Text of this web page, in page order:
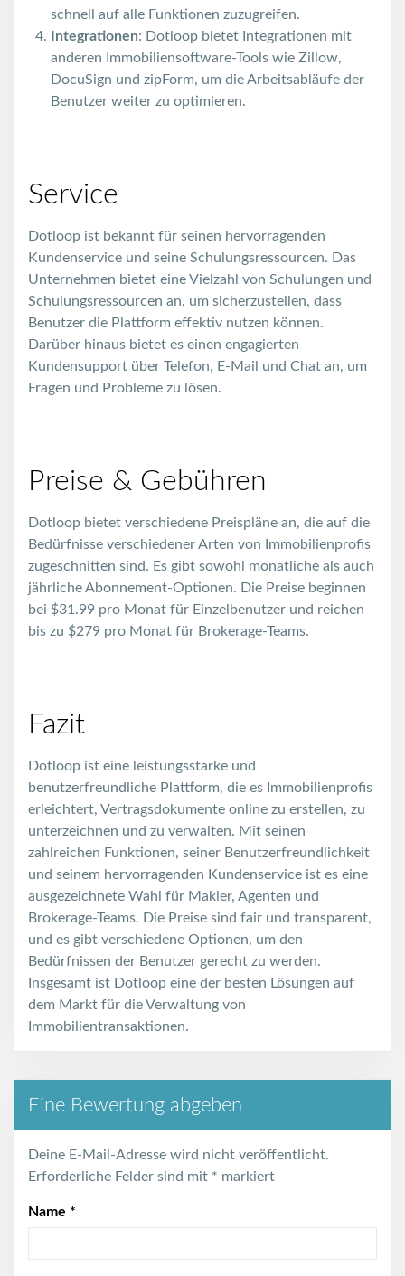
schnell auf alle Funktionen zuzugreifen.
Integrationen: Dotloop bietet Integrationen mit
anderen Immobiliensoftware-Tools wie Zillow,
DocuSign und zipForm, um die Arbeitsabläufe der
Benutzer weiter zu optimieren.
Service
Dotloop ist bekannt für seinen hervorragenden
Kundenservice und seine Schulungsressourcen. Das
Unternehmen bietet eine Vielzahl von Schulungen und
Schulungsressourcen an, um sicherzustellen, dass
Benutzer die Plattform effektiv nutzen können.
Darüber hinaus bietet es einen engagierten
Kundensupport über Telefon, E-Mail und Chat an, um
Fragen und Probleme zu lösen.
Preise & Gebühren
Dotloop bietet verschiedene Preispläne an, die auf die
Bedürfnisse verschiedener Arten von Immobilienprofis
zugeschnitten sind. Es gibt sowohl monatliche als auch
jährliche Abonnement-Optionen. Die Preise beginnen
bei $31.99 pro Monat für Einzelbenutzer und reichen
bis zu $279 pro Monat für Brokerage-Teams.
Fazit
Dotloop ist eine leistungsstarke und
benutzerfreundliche Plattform, die es Immobilienprofis
erleichtert, Vertragsdokumente online zu erstellen, zu
unterzeichnen und zu verwalten. Mit seinen
zahlreichen Funktionen, seiner Benutzerfreundlichkeit
und seinem hervorragenden Kundenservice ist es eine
ausgezeichnete Wahl für Makler, Agenten und
Brokerage-Teams. Die Preise sind fair und transparent,
und es gibt verschiedene Optionen, um den
Bedürfnissen der Benutzer gerecht zu werden.
Insgesamt ist Dotloop eine der besten Lösungen auf
dem Markt für die Verwaltung von
Immobilientransaktionen.
Eine Bewertung abgeben
Deine E-Mail-Adresse wird nicht veröffentlicht.
Erforderliche Felder sind mit * markiert
Name *